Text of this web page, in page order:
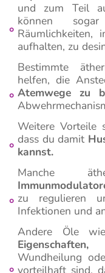
und zum Teil
können
Räumlichkeiten,
aufhalten, zu
Bestimmte
helfen, die
Atemwege zu
Weitere Vorteile
dass du damit
kannst.
Manche
zu regulieren
Infektionen und
Andere Öle
Eigenschaften,
Wundheilung
vorteilhaft sind,